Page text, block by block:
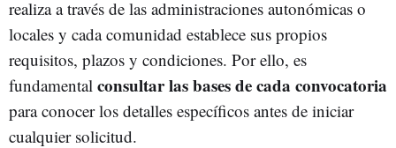
realiza a través de las administraciones autonómicas o
locales y cada comunidad establece sus propios
requisitos, plazos y condiciones. Por ello, es
fundamental consultar las bases de cada convocatoria
para conocer los detalles específicos antes de iniciar
cualquier solicitud.